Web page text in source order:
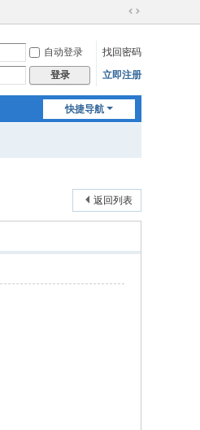
切
到
宽
版
自动登录
找回密码
登录 立即注册
快捷导航
返回列表